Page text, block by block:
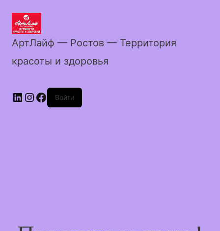
АртЛайф — Ростов — Территория
красоты и здоровья
LinkedIn
Instagram
Facebook
Войти